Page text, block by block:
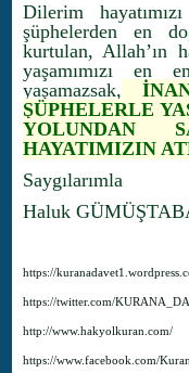
Dilerim
şüphelerden en
kurtulan, Allah’ın
yaşamımızı en
yaşamazsak,
ŞÜPHELERLE
YOLUNDAN
HAYATIMIZIN
Saygılarımla
Haluk
https://
https://twitter.com/
http://www.hakyolkuran.com/
https://www.facebook.com/